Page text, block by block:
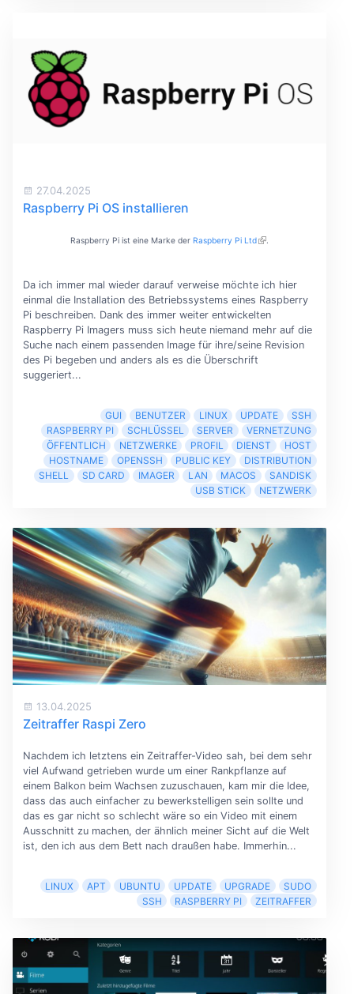
27.04.2025
Raspberry Pi OS installieren
Raspberry Pi ist eine Marke der Raspberry Pi Ltd
Da ich immer mal wieder darauf verweise möchte ich hier
einmal die Installation des Betriebssystems eines Raspberry
Pi beschreiben. Dank des immer weiter entwickelten
Raspberry Pi Imagers muss sich heute niemand mehr auf die
Suche nach einem passenden Image für ihre/seine Revision
des Pi begeben und anders als es die Überschrift
suggeriert...
GUI BENUTZER LINUX UPDATE
SSH
RASPBERRY PI
SCHLÜSSEL SERVER
VERNETZUNG
ÖFFENTLICH
NETZWERKE PROFIL DIENST
HOST
HOSTNAME
OPENSSH PUBLIC KEY
DISTRIBUTION
SHELL
SD CARD IMAGER LAN MACOS
SANDISK
USB STICK
NETZWERK
13.04.2025
Zeitraffer Raspi Zero
Nachdem ich letztens ein Zeitraffer-Video sah, bei dem sehr
viel Aufwand getrieben wurde um einer Rankpflanze auf
einem Balkon beim Wachsen zuzuschauen, kam mir die Idee,
dass das auch einfacher zu bewerkstelligen sein sollte und
das es gar nicht so schlecht wäre so ein Video mit einem
Ausschnitt zu machen, der ähnlich meiner Sicht auf die Welt
ist, den ich aus dem Bett nach draußen habe. Immerhin...
LINUX APT UBUNTU UPDATE UPGRADE
SUDO
SSH
RASPBERRY PI ZEITRAFFER